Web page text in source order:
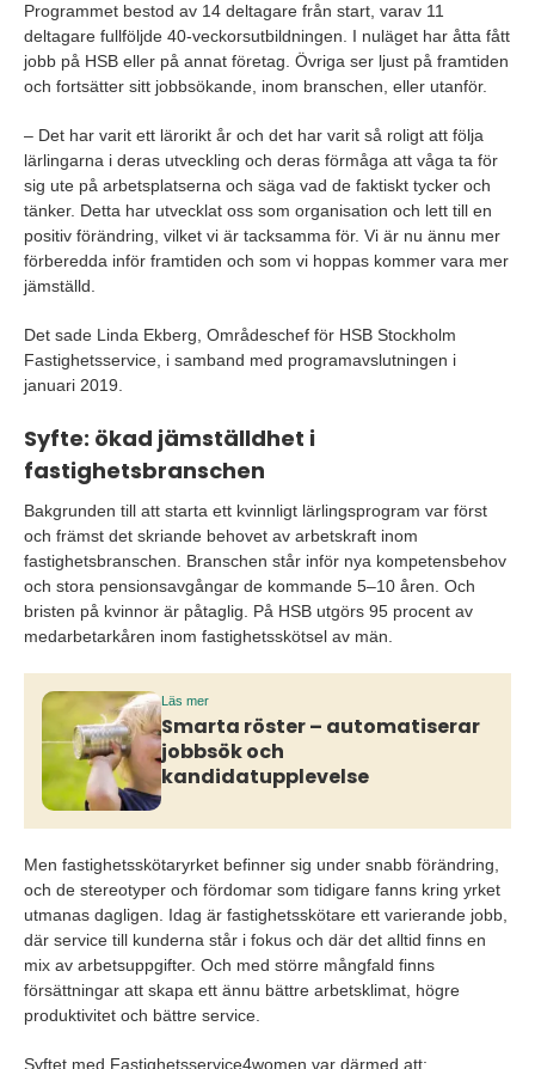
Programmet bestod av 14 deltagare från start, varav 11
deltagare fullföljde 40-veckorsutbildningen. I nuläget har åtta fått
jobb på HSB eller på annat företag. Övriga ser ljust på framtiden
och fortsätter sitt jobbsökande, inom branschen, eller utanför.
– Det har varit ett lärorikt år och det har varit så roligt att följa
lärlingarna i deras utveckling och deras förmåga att våga ta för
sig ute på arbetsplatserna och säga vad de faktiskt tycker och
tänker. Detta har utvecklat oss som organisation och lett till en
positiv förändring, vilket vi är tacksamma för. Vi är nu ännu mer
förberedda inför framtiden och som vi hoppas kommer vara mer
jämställd.
Det sade Linda Ekberg, Områdeschef för HSB Stockholm
Fastighetsservice, i samband med programavslutningen i
januari 2019.
Syfte: ökad jämställdhet i
fastighetsbranschen
Bakgrunden till att starta ett kvinnligt lärlingsprogram var först
och främst det skriande behovet av arbetskraft inom
fastighetsbranschen. Branschen står inför nya kompetensbehov
och stora pensionsavgångar de kommande 5–10 åren. Och
bristen på kvinnor är påtaglig. På HSB utgörs 95 procent av
medarbetarkåren inom fastighetsskötsel av män.
Läs mer
Smarta röster – automatiserar
jobbsök och
kandidatupplevelse
Men fastighetsskötaryrket befinner sig under snabb förändring,
och de stereotyper och fördomar som tidigare fanns kring yrket
utmanas dagligen. Idag är fastighetsskötare ett varierande jobb,
där service till kunderna står i fokus och där det alltid finns en
mix av arbetsuppgifter. Och med större mångfald finns
försättningar att skapa ett ännu bättre arbetsklimat, högre
produktivitet och bättre service.
Syftet med Fastighetsservice4women var därmed att: